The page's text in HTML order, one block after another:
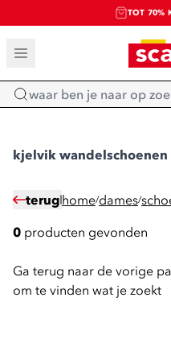
TOT 70%
SALE:
Home
kjelvik wandelschoenen
terug home/dames/
0 producten gevonden
Ga terug naar de vorige
om te vinden wat je zoekt